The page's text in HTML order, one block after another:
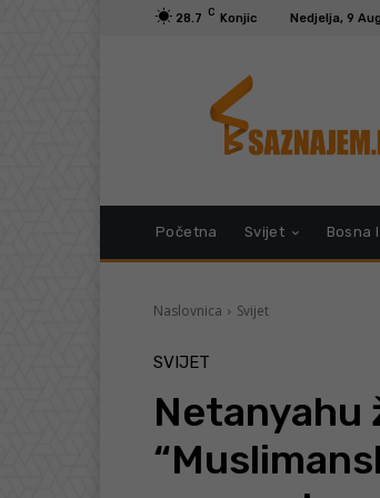
28.7 C Konjic Nedjelja, 9
Početna Svijet Bosna
Naslovnica Svijet
SVIJET
Netanyahu